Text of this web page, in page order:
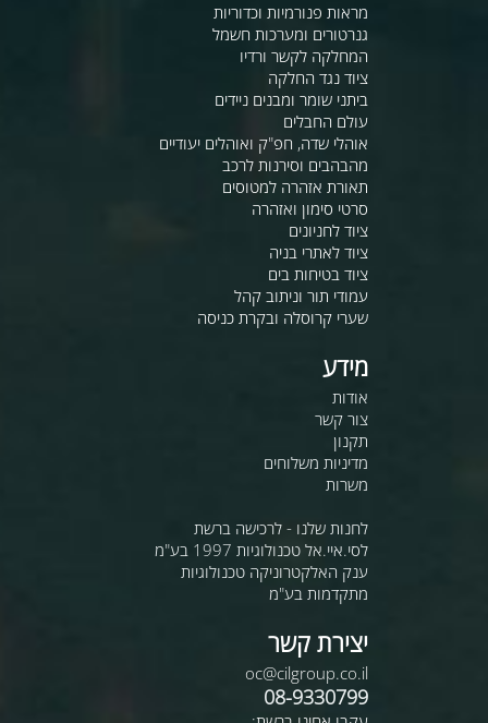
מראות פנורמיות וכדוריות
גנרטורים ומערכות חשמל
המחלקה לקשר ורדיו
ציוד נגד החלקה
ביתני שומר ומבנים ניידים
עולם החבלים
אוהלי שדה, חפ"ק ואוהלים יעודיים
מהבהבים וסירנות לרכב
תאורת אזהרה למטוסים
סרטי סימון ואזהרה
ציוד לחניונים
ציוד לאתרי בניה
ציוד בטיחות בים
עמודי תור וניתוב קהל
שערי קרוסלה ובקרת כניסה
מידע
אודות
צור קשר
תקנון
מדיניות משלוחים
משרות
לחנות שלנו - לרכישה ברשת
לסי.איי.אל טכנולוגיות 1997 בע"מ
ענק האלקטרוניקה טכנולוגיות
מתקדמות בע"מ
יצירת קשר
oc@cilgroup.co.il
08-9330799